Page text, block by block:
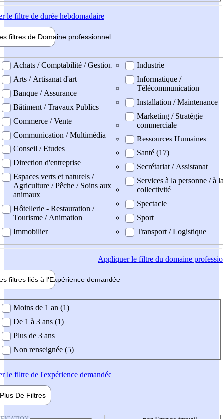
le filtre de durée hebdomadaire
filtres de Domaine professionnel
professionel
Achats / Comptabilité / Gestion
Arts / Artisanat d'art
Banque / Assurance
Bâtiment / Travaux Publics
Commerce / Vente
Communication / Multimédia
Conseil / Etudes
Direction d'entreprise
Espaces verts et naturels /
Agriculture / Pêche / Soins aux
animaux
Hôtellerie - Restauration /
Tourisme / Animation
Immobilier
Industrie
Informatique /
Télécommunication
Installation / Maintenance
Marketing / Stratégie
commerciale
Ressources Humaines
Santé (17)
Secrétariat / Assistanat
Services à la personne / à la
collectivité
Spectacle
Sport
Transport / Logistique
Appliquerle filtre du domaine
filtres liés à l'Expérience demandée
demandée
Moins de 1 an (1)
De 1 à 3 ans (1)
Plus de 3 ans
Non renseignée (5)
le filtre de l'expérience demandée
Plus De Filtres